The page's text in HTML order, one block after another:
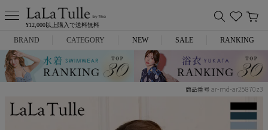
¥12,000以上購入で送料無料
BRAND
Anella
CATEGORY
ミニドレス
NEW SALE RANKING
商品番号 ar-md-ar25870z3